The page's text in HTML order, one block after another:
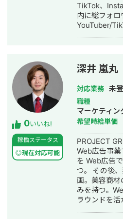
TikTok、
内に総フォ
YouTuber/
0いいね!
稼働ステータス
◎現在対応可能
深井 嵐丸
対応業務 未
職種
マーケティン
希望時給単価
PROJECT
Web広告事
を Web広告
つ。 その後、独立しStockSunに参
画。美容商
みを持つ。
ラウンドを